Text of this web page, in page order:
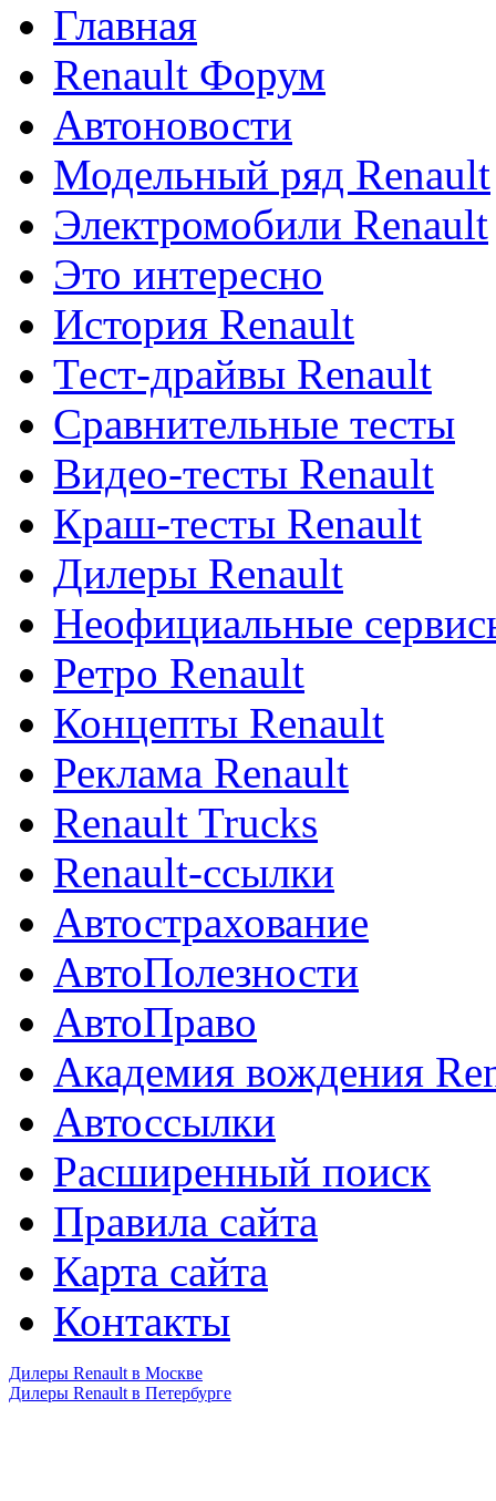
Главная
Renault Форум
Автоновости
Модельный ряд Renault
Электромобили Renault
Это интересно
История Renault
Тест-драйвы Renault
Сравнительные тесты
Видео-тесты Renault
Краш-тесты Renault
Дилеры Renault
Неофициальные
Ретро Renault
Концепты Renault
Реклама Renault
Renault Trucks
Renault-ссылки
Автострахование
АвтоПолезности
АвтоПраво
Академия вождения
Автоссылки
Расширенный поиск
Правила сайта
Карта сайта
Контакты
Дилеры Renault в Москве
Дилеры Renault в Петербурге